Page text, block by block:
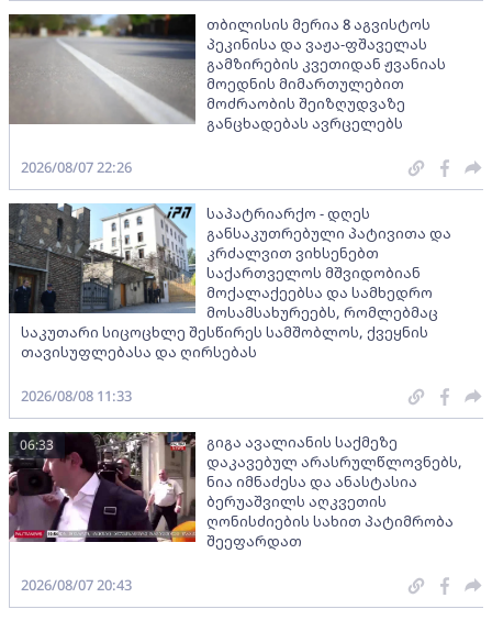
თბილისის მერია 8 აგვისტოს
პეკინისა და ვაჟა-ფშაველას
გამზირების კვეთიდან ჟვანიას
მოედნის მიმართულებით
მოძრაობის შეიზღუდვაზე
განცხადებას ავრცელებს
2026/08/07 22:26
საპატრიარქო - დღეს
განსაკუთრებული პატივითა და
კრძალვით ვიხსენებთ
საქართველოს მშვიდობიან
მოქალაქეებსა და სამხედრო
მოსამსახურეებს, რომლებმაც
საკუთარი სიცოცხლე შესწირეს სამშობლოს, ქვეყნის
თავისუფლებასა და ღირსებას
2026/08/08 11:33
გიგა ავალიანის საქმეზე
დაკავებულ არასრულწლოვნებს,
ნია იმნაძესა და ანასტასია
ბერუაშვილს აღკვეთის
ღონისძიების სახით პატიმრობა
შეეფარდათ
06:33
2026/08/07 20:43